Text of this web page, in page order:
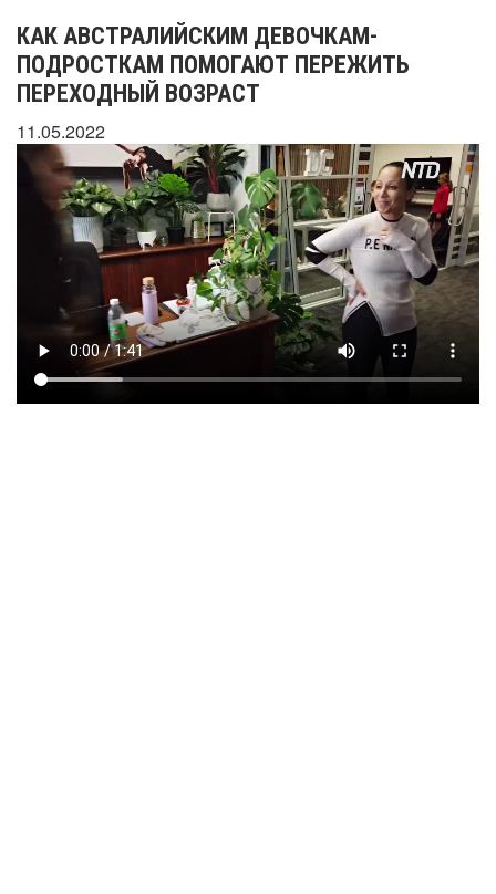
КАК АВСТРАЛИЙСКИМ ДЕВОЧКАМ-
ПОДРОСТКАМ ПОМОГАЮТ ПЕРЕЖИТЬ
ПЕРЕХОДНЫЙ ВОЗРАСТ
11.05.2022